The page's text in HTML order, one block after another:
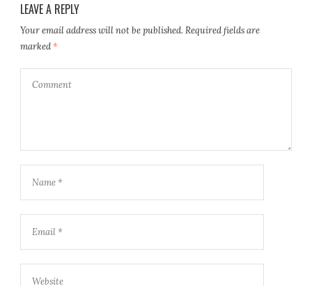
LEAVE A REPLY
Your email address will not be published. Required fields are
marked*